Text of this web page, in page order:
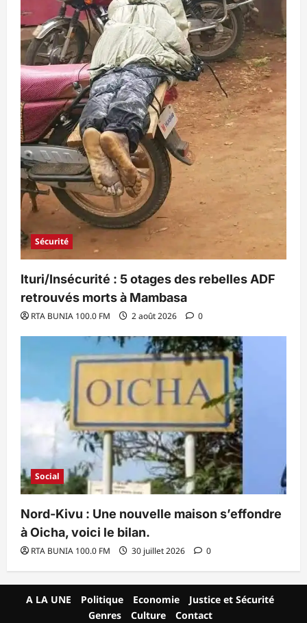
Sécurité
Ituri/Insécurité : 5 otages des rebelles ADF
retrouvés morts à Mambasa
RTA BUNIA 100.0 FM 2 août 2026 0
Social
Nord-Kivu : Une nouvelle maison s’effondre
à Oicha, voici le bilan.
RTA BUNIA 100.0 FM 30 juillet 2026 0
A LA UNE Politique Economie
Justice et Sécurité
Genres
Culture Contact